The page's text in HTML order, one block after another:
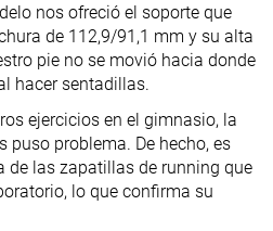
nos ofreció el soporte que
de 112,9/91,1 mm y su alta
pie no se movió hacia donde
hacer sentadillas.
ejercicios en el gimnasio, la
puso problema. De hecho, es
de las zapatillas de running que
lo que confirma su